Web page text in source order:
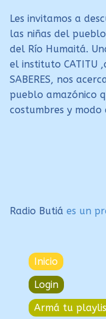
Les invitamos a
las niñas del
del Río Humaitá.
el instituto CATITU
SABERES, nos
pueblo amazónico
costumbres y modo
Radio Butiá es un
Inicio
Login
Armá tu